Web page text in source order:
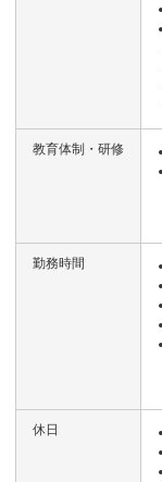
教育体制・研修
勤務時間
休日